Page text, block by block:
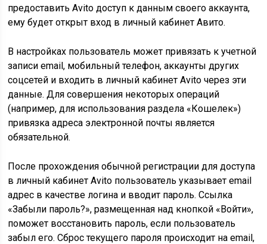
предоставить Avito доступ к данным своего аккаунта,
ему будет открыт вход в личный кабинет Авито.
В настройках пользователь может привязать к учетной
записи email, мобильный телефон, аккаунты других
соцсетей и входить в личный кабинет Avito через эти
данные. Для совершения некоторых операций
(например, для использования раздела «Кошелек»)
привязка адреса электронной почты является
обязательной.
После прохождения обычной регистрации для доступа
в личный кабинет Avito пользователь указывает email
адрес в качестве логина и вводит пароль. Ссылка
«Забыли пароль?», размещенная над кнопкой «Войти»,
поможет восстановить пароль, если пользователь
забыл его. Сброс текущего пароля происходит на email,